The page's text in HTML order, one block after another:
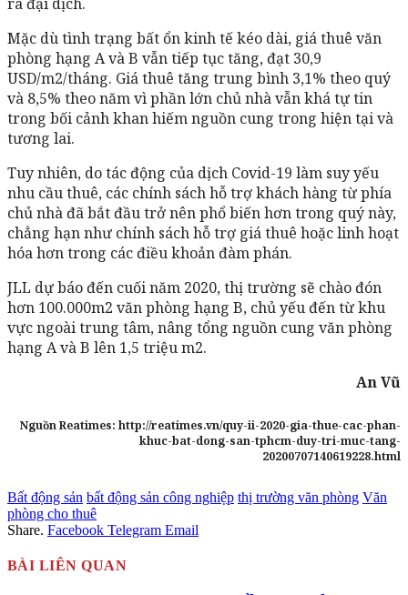
Mặc dù tình trạng bất ổn kinh tế kéo dài, giá thuê văn
phòng hạng A và B vẫn tiếp tục tăng, đạt 30,9
USD/m2/tháng. Giá thuê tăng trung bình 3,1% theo quý
và 8,5% theo năm vì phần lớn chủ nhà vẫn khá tự tin
trong bối cảnh khan hiếm nguồn cung trong hiện tại và
tương lai.
Tuy nhiên, do tác động của dịch Covid-19 làm suy yếu
nhu cầu thuê, các chính sách hỗ trợ khách hàng từ phía
chủ nhà đã bắt đầu trở nên phổ biến hơn trong quý này,
chẳng hạn như chính sách hỗ trợ giá thuê hoặc linh hoạt
hóa hơn trong các điều khoản đàm phán.
JLL dự báo đến cuối năm 2020, thị trường sẽ chào đón
hơn 100.000m2 văn phòng hạng B, chủ yếu đến từ khu
vực ngoài trung tâm, nâng tổng nguồn cung văn phòng
hạng A và B lên 1,5 triệu m2.
An Vũ
Nguồn Reatimes: http://reatimes.vn/quy-ii-2020-gia-thue-cac-phan-
khuc-bat-dong-san-tphcm-duy-tri-muc-tang-
20200707140619228.html
Bất động sản bất động sản công nghiệp thị trường văn phòng Văn
phòng cho thuê
Share. Facebook Telegram Email
BÀI LIÊN QUAN